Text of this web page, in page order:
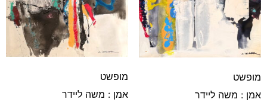
מופשט
אמן : משה ליידר
מופשט
אמן : משה ליידר